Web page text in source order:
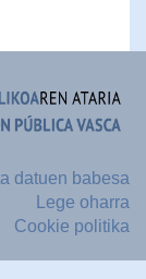
datuen babesa
Lege oharra
Cookie politika